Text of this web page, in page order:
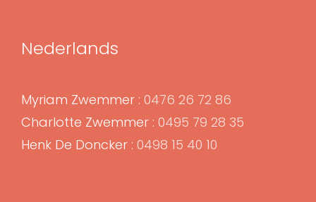
Nederlands
Myriam Zwemmer : 0476 26 72 86
Charlotte Zwemmer : 0495 79 28 35
Henk De Doncker : 0498 15 40 10